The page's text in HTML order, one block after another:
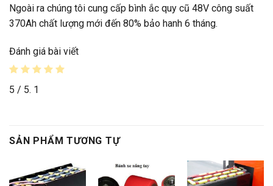
Ngoài ra chúng tôi cung cấp bình ắc quy cũ 48V công suất
370Ah chất lượng mới đến 80% bảo hanh 6 tháng.
Đánh giá bài viết
5 / 5. 1
SẢN PHẨM TƯƠNG TỰ